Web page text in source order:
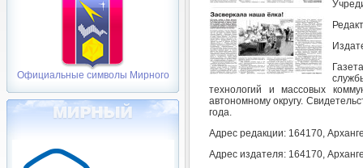
Официальные символы Мирного
технологий и массовых
автономному округу.
года.
Адрес редакции: 164170,
Адрес издателя: 164170,